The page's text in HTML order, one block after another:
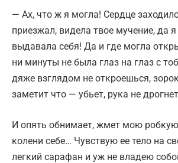
— Ах, что ж я могла! Сердце
приезжал, видела твое мучение, да я
выдавала себя! Да и где могла
ни минуты не была глаз на глаз с
дяже взглядом не откроешься,
заметит что — убьет, рука не
И опять обнимает, жмет мою робкую
колени себе… Чувствую ее тело на
легкий сарафан и уж не владею